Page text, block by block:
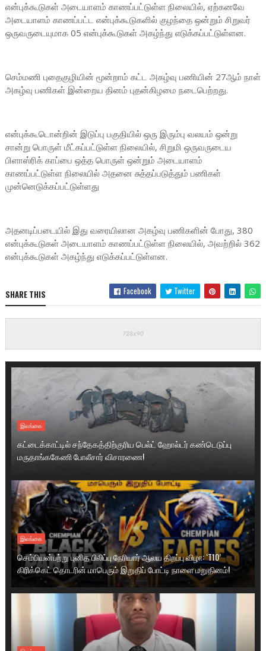
என்புக்கூடுகள் அடையாளம் காணப்பட்டுள்ள நிலையில், ஏற்கனவே
அடையாளம் காணப்பட்ட என்புக்கூடுகளில் குழந்தை ஒன்றும் சிறுவர்
ஒருவருடையுமாக 05 என்புக்கூடுகள் அகழ்ந்து எடுக்கப்பட்டுள்ளன.
செம்மணி புதைகுழியின் மூன்றாம் கட்ட அகழ்வு பணியின் 27ஆம் நாள்
அகழ்வு பணிகள் இன்றைய தினம் புதன்கிழமை நடைபெற்றது.
என்புக்கூடொன்றின் இடுப்பு பகுதியில் ஒரு இரும்பு வலயம் ஒன்று
சான்று பொருள் மீட்கப்பட்டுள்ள நிலையில், சிறுமி ஒருவருடைய
பிளாஸ்ரிக் காப்பை ஒத்த பொருள் ஒன்றும் அடையாளம்
காணப்பட்டுள்ள நிலையில் அதனை சுத்தப்படுத்தும் பணிகள்
முன்னெடுக்கப்பட்டுள்ளது
அதனடிப்படையில் இது வரையிலான அகழ்வு பணிகளின் போது, 380
என்புக்கூடுகள் அடையாளம் காணப்பட்டுள்ள நிலையில், அவற்றில் 362
என்புக்கூடுகள் அகழ்ந்து எடுக்கப்பட்டுள்ளன.
SHARE THIS Facebook Twitter
இலங்கை
கட்டைக்காட்டில் சந்தேகத்திற்குரிய பெல்ட் ஹோல்டர் கண்டெடுப்பு
மருதாங்ககேணி போலீசார் விசாரணை!
இலங்கை
செம்பியன்பற்று புனித பிலிப்பு நேரியார் ஆலய திறப்பு விழா: ‘T10’
கிரிக்கெட் தொடரின் மாபெரும் இறுதிப் போட்டி நாளை மறுதினம்!